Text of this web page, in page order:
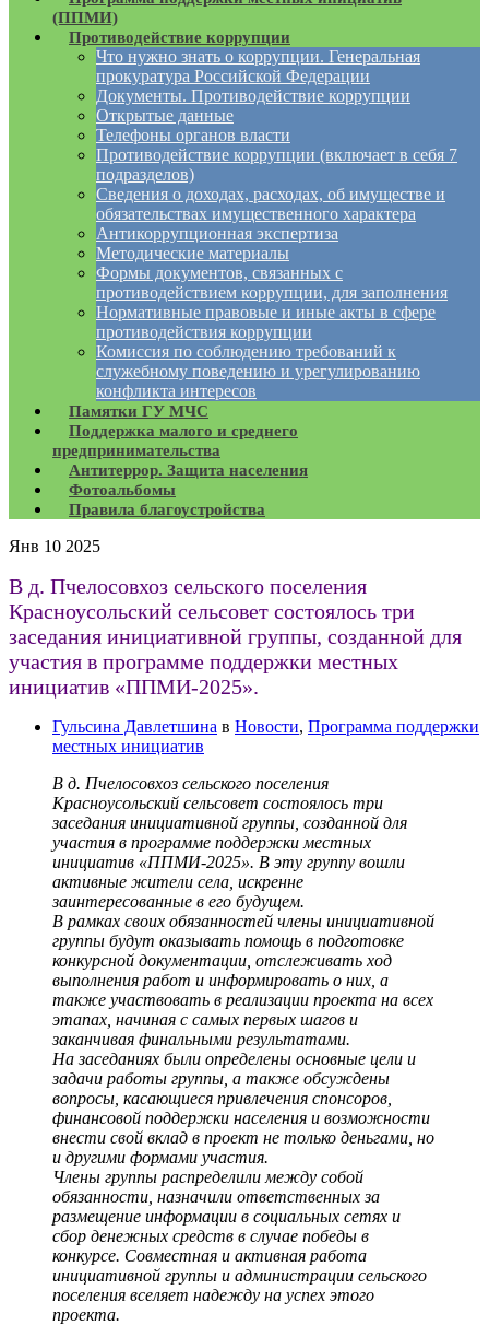
(ППМИ)
Противодействие коррупции
Что нужно знать о коррупции. Генеральная
прокуратура Российской Федерации
Документы. Противодействие коррупции
Открытые данные
Телефоны органов власти
Противодействие коррупции (включает в себя 7
подразделов)
Сведения о доходах, расходах, об имуществе и
обязательствах имущественного характера
Антикоррупционная экспертиза
Методические материалы
Формы документов, связанных с
противодействием коррупции, для заполнения
Нормативные правовые и иные акты в сфере
противодействия коррупции
Комиссия по соблюдению требований к
служебному поведению и урегулированию
конфликта интересов
Памятки ГУ МЧС
Поддержка малого и среднего
предпринимательства
Антитеррор. Защита населения
Фотоальбомы
Правила благоустройства
Янв 10 2025
В д. Пчелосовхоз сельского поселения
Красноусольский сельсовет состоялось три
заседания инициативной группы, созданной для
участия в программе поддержки местных
инициатив «ППМИ-2025».
Гульсина Давлетшина в Новости, Программа поддержки
местных инициатив
В д. Пчелосовхоз сельского поселения
Красноусольский сельсовет состоялось три
заседания инициативной группы, созданной для
участия в программе поддержки местных
инициатив «ППМИ-2025». В эту группу вошли
активные жители села, искренне
заинтересованные в его будущем.
В рамках своих обязанностей члены инициативной
группы будут оказывать помощь в подготовке
конкурсной документации, отслеживать ход
выполнения работ и информировать о них, а
также участвовать в реализации проекта на всех
этапах, начиная с самых первых шагов и
заканчивая финальными результатами.
На заседаниях были определены основные цели и
задачи работы группы, а также обсуждены
вопросы, касающиеся привлечения спонсоров,
финансовой поддержки населения и возможности
внести свой вклад в проект не только деньгами, но
и другими формами участия.
Члены группы распределили между собой
обязанности, назначили ответственных за
размещение информации в социальных сетях и
сбор денежных средств в случае победы в
конкурсе. Совместная и активная работа
инициативной группы и администрации сельского
поселения вселяет надежду на успех этого
проекта.